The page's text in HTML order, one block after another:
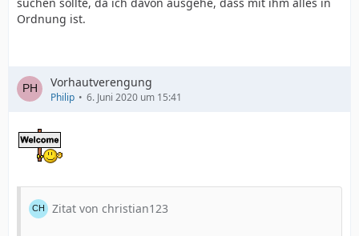
Ordnung ist.
Vorhautverengung
Philip 6. Juni 2020 um 15:41
Zitat von christian123